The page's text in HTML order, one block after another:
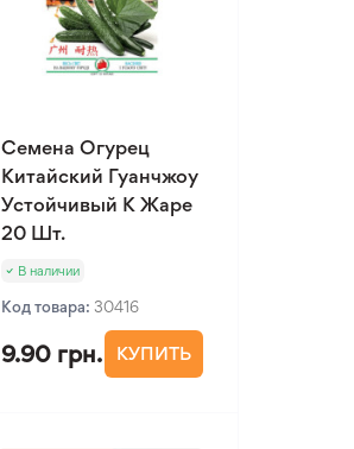
Семена Огурец
Китайский Гуанчжоу
Устойчивый К Жаре
20 Шт.
В наличии
Код товара: 30416
9.90 грн. КУПИТЬ